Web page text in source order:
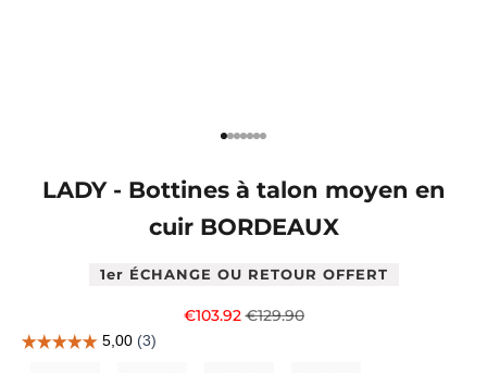
Aller à l'élément 1
Aller à l'élément 2
Aller à l'élément 4
Aller à l'élément 5
Aller à l'élément 6
Aller à l'élément 7
Aller à l'élément 8
LADY - Bottines à talon moyen en
cuir BORDEAUX
1er ÉCHANGE OU RETOUR OFFERT
Prix de vente
€103.92Prix normal
€129.90